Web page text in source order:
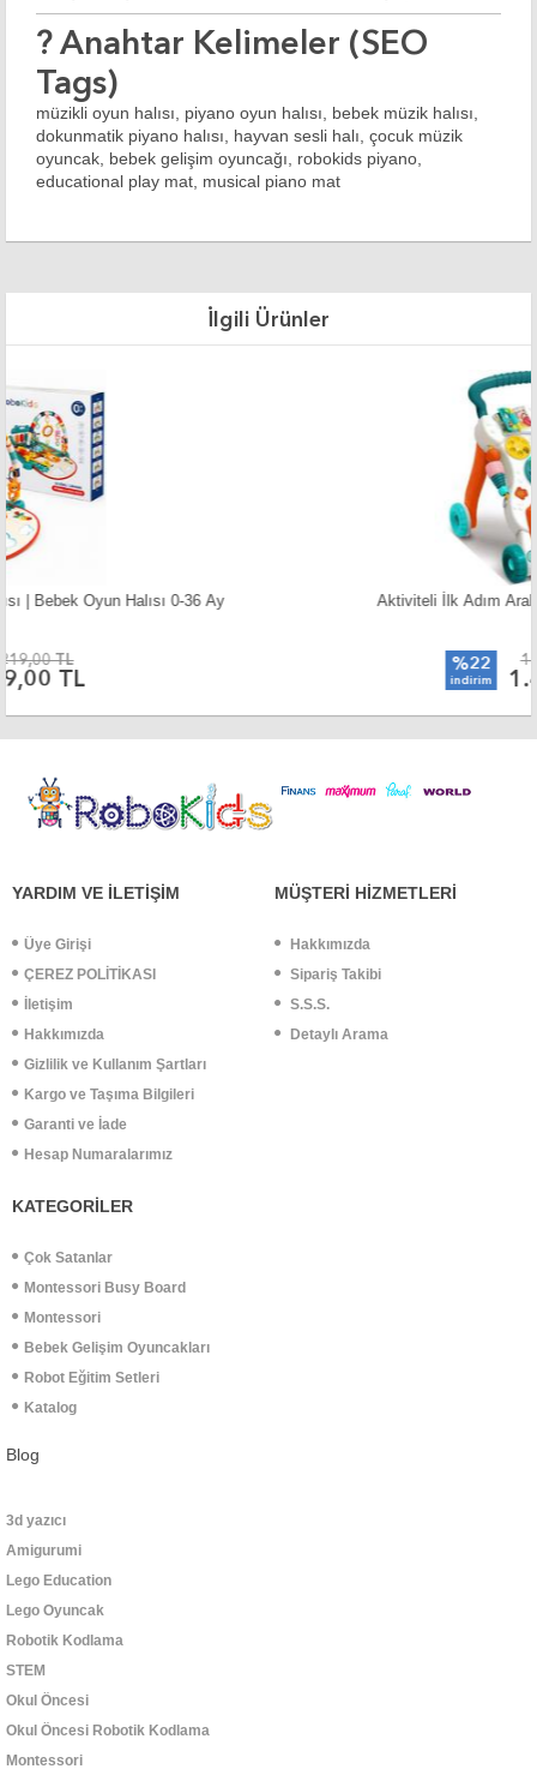
?Anahtar Kelimeler (SEO
Tags)
müzikli oyun halısı, piyano oyun halısı, bebek müzik halısı,
dokunmatik piyano halısı, hayvan sesli halı, çocuk müzik
oyuncak, bebek gelişim oyuncağı, robokids piyano,
educational play mat, musical piano mat
İlgili Ürünler
Aktiviteli İlk Adım Arabası - Yürüme Yardımcısı
YARDIM VE İLETİŞİM
Üye Girişi
ÇEREZ POLİTİKASI
İletişim
Hakkımızda
Gizlilik ve Kullanım Şartları
Kargo ve Taşıma Bilgileri
Garanti ve İade
Hesap Numaralarımız
MÜŞTERİ HİZMETLERİ
Hakkımızda
Sipariş Takibi
S.S.S.
Detaylı Arama
KATEGORİLER
Çok Satanlar
Montessori Busy Board
Montessori
Bebek Gelişim Oyuncakları
Robot Eğitim Setleri
Katalog
Blog
3d yazıcı
Amigurumi
Lego Education
Lego Oyuncak
Robotik Kodlama
STEM
Okul Öncesi
Okul Öncesi Robotik Kodlama
Montessori